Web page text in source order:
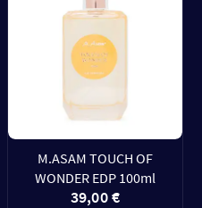
M.ASAM TOUCH OF
WONDER EDP 100ml
39,00 €